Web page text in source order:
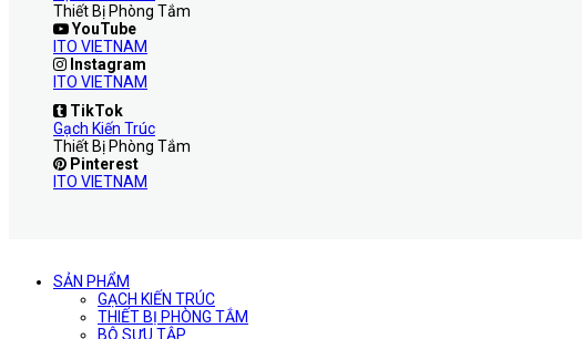
Thiết Bị Phòng Tắm
YouTube
ITO VIETNAM
Instagram
ITO VIETNAM
TikTok
Gạch Kiến Trúc
Thiết Bị Phòng Tắm
Pinterest
ITO VIETNAM
SẢN PHẨM
GẠCH KIẾN TRÚC
THIẾT BỊ PHÒNG TẮM
BỘ SƯU TẬP